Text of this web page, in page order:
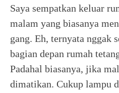
Saya sempatkan keluar
malam yang biasanya
gang. Eh, ternyata nggak
bagian depan rumah
Padahal biasanya, jika
dimatikan. Cukup lampu